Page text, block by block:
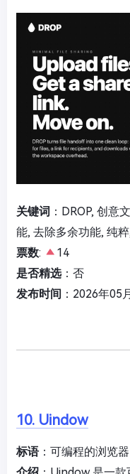
关键词 ：DROP, 创意
能, 去除多余功能, 纯
票数:
14
是否精选：否
发布时间 ：2026年05
10. Uindow
标语：可编程的浏览